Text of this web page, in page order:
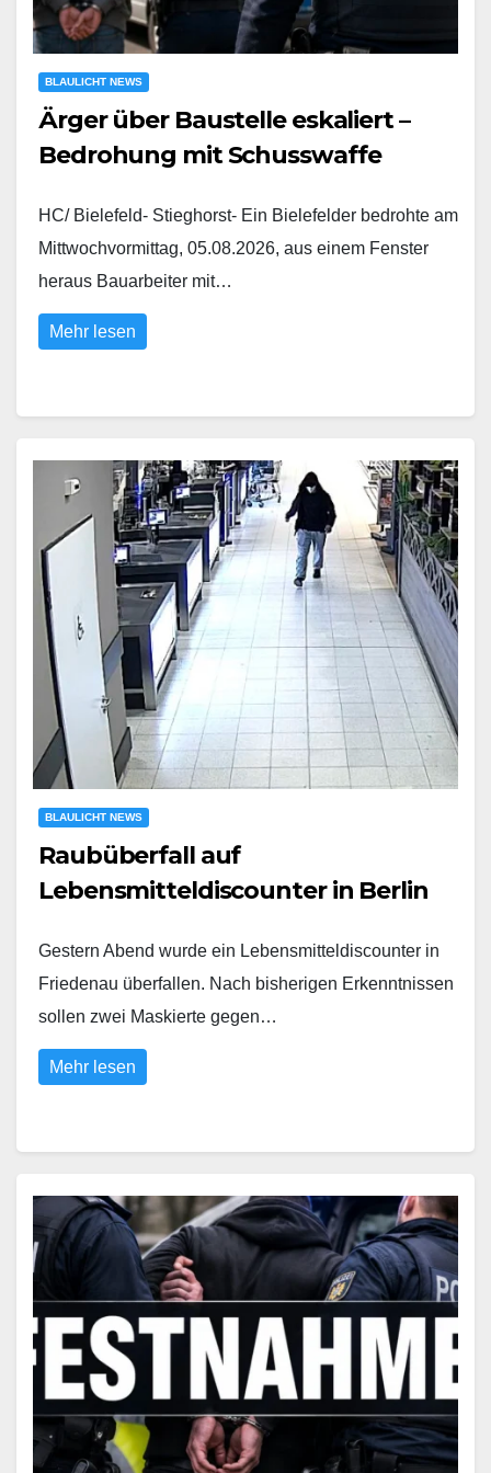
BLAULICHT NEWS
Ärger über Baustelle eskaliert –
Bedrohung mit Schusswaffe
HC/ Bielefeld- Stieghorst- Ein Bielefelder bedrohte am
Mittwochvormittag, 05.08.2026, aus einem Fenster
heraus Bauarbeiter mit…
Mehr lesen
BLAULICHT NEWS
Raubüberfall auf
Lebensmitteldiscounter in Berlin
Gestern Abend wurde ein Lebensmitteldiscounter in
Friedenau überfallen. Nach bisherigen Erkenntnissen
sollen zwei Maskierte gegen…
Mehr lesen